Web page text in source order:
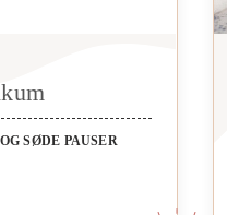
SØDE PAUSER